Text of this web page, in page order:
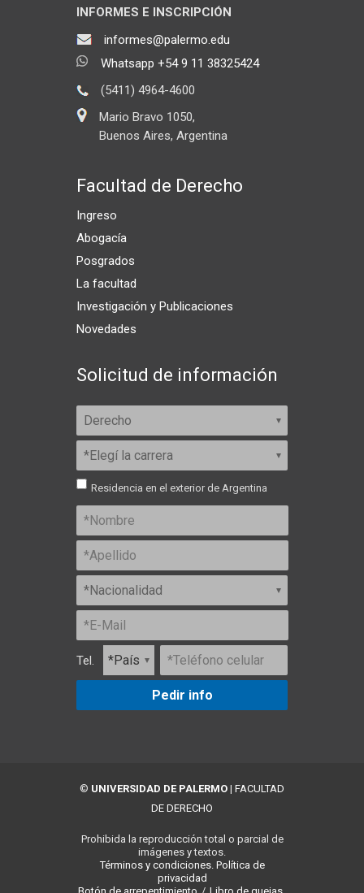
INFORMES E INSCRIPCIÓN
informes@palermo.edu
Whatsapp +54 9 11 38325424
(5411) 4964-4600
Mario Bravo 1050,
Buenos Aires, Argentina
Facultad de Derecho
Ingreso
Abogacía
Posgrados
La facultad
Investigación y Publicaciones
Novedades
Solicitud de información
Residencia en el exterior de Argentina
Tel.
Pedir info
© UNIVERSIDAD DE PALERMO | FACULTAD
DE DERECHO
Prohibida la reproducción total o parcial de
imágenes y textos.
Términos y condiciones. Política de
privacidad